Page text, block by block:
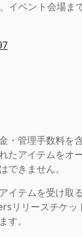
イベント会場ま
・管理手数料を
たアイテムをオ
できません。
イテムを受け取
リリースチケッ
す。